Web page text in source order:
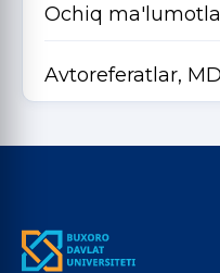
Ochiq
Avtoreferatlar,